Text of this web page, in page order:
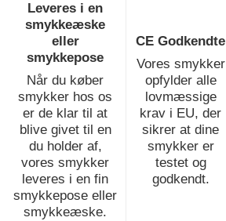
Leveres i en
smykkeæske
eller
smykkepose
Når du køber
smykker hos os
er de klar til at
blive givet til en
du holder af,
vores smykker
leveres i en fin
smykkepose eller
smykkeæske.
CE Godkendte
Vores smykker
opfylder alle
lovmæssige
krav i EU, der
sikrer at dine
smykker er
testet og
godkendt.